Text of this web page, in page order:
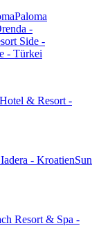
Paloma
-
Side -
- Türkei
& Resort -
- KroatienSun
Resort & Spa -